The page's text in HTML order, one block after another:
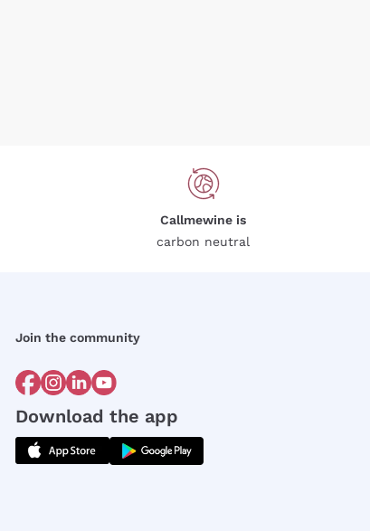
Callmewine is
carbon neutral
Join the community
Download the app